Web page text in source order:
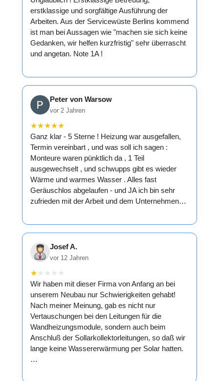
erstklassige und sorgfältige Ausführung der
Arbeiten. Aus der Servicewüste Berlins kommend
ist man bei Aussagen wie "machen sie sich keine
Gedanken, wir helfen kurzfristig" sehr überrascht
und angetan. Note 1A !
Peter von Warsow
vor 2 Jahren
★★★★★
Ganz klar - 5 Sterne ! Heizung war ausgefallen,
Termin vereinbart , und was soll ich sagen :
Monteure waren pünktlich da , 1 Teil
ausgewechselt , und schwupps gibt es wieder
Wärme und warmes Wasser . Alles fast
Geräuschlos abgelaufen - und JA ich bin sehr
zufrieden mit der Arbeit und dem Unternehmen…
Josef A.
vor 12 Jahren
★ ★ ★ ★ ★
Wir haben mit dieser Firma von Anfang an bei
unserem Neubau nur Schwierigkeiten gehabt!
Nach meiner Meinung, gab es nicht nur
Vertauschungen bei den Leitungen für die
Wandheizungsmodule, sondern auch beim
Anschluß der Sollarkollektorleitungen, so daß wir
lange keine Wassererwärmung per Solar hatten.
…